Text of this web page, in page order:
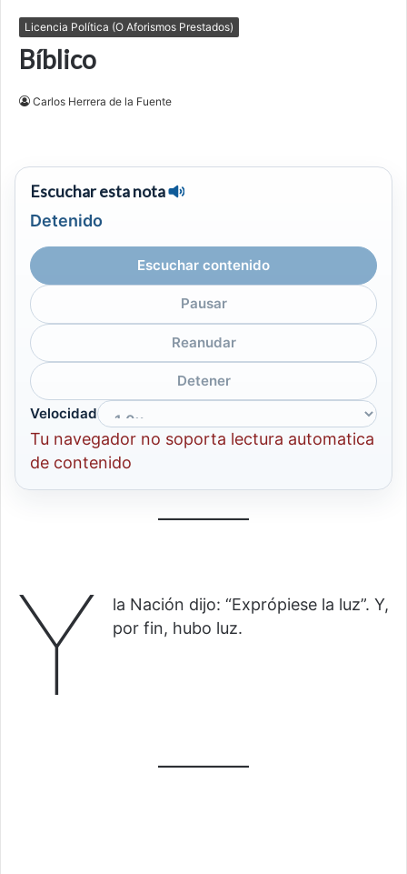
Licencia Política (O Aforismos Prestados)
Bíblico
Carlos Herrera de la Fuente
Escuchar esta nota
Detenido
Escuchar contenido
Pausar
Reanudar
Detener
Velocidad
Tu navegador no soporta lectura automatica
de contenido
Y
la Nación dijo: “Exprópiese la luz”. Y,
por fin, hubo luz.